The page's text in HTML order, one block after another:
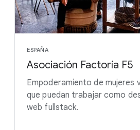
ESPAÑA
Asociación Factoría F5
Empoderamiento de mujeres
que puedan trabajar como
web fullstack.